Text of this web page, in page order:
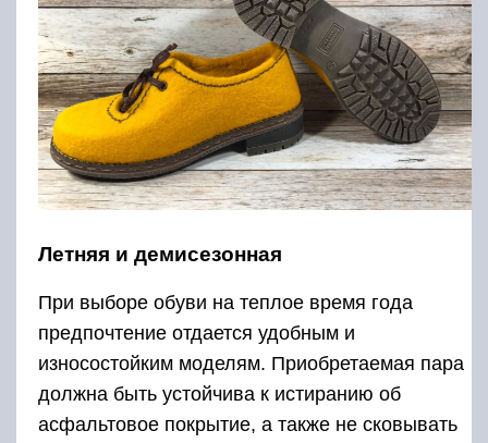
Летняя и демисезонная
При выборе обуви на теплое время года
предпочтение отдается удобным и
износостойким моделям. Приобретаемая пара
должна быть устойчива к истиранию об
асфальтовое покрытие, а также не сковывать